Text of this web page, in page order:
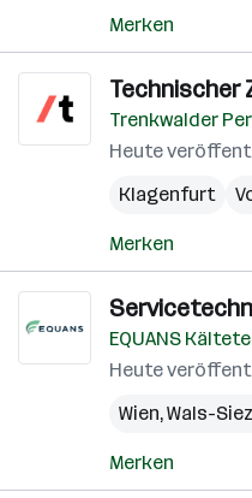
Merken
Technischer
Trenkwalder
Heute
Klagenfurt
Merken
EQUANS
Heute
Wien,Wals-
Merken